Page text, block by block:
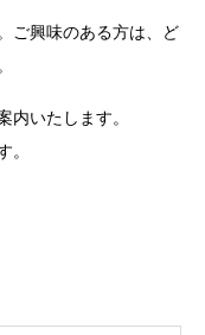
ご興味のある方は、ど
内いたします。
。